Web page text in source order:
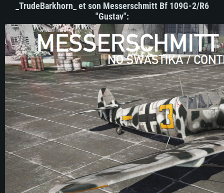
_TrudeBarkhorn_ et son Messerschmitt Bf 109G-2/R6
"Gustav":